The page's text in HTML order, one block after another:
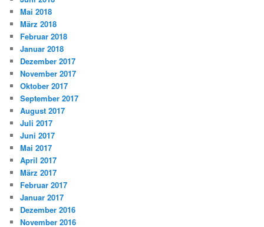
Mai 2018
März 2018
Februar 2018
Januar 2018
Dezember 2017
November 2017
Oktober 2017
September 2017
August 2017
Juli 2017
Juni 2017
Mai 2017
April 2017
März 2017
Februar 2017
Januar 2017
Dezember 2016
November 2016